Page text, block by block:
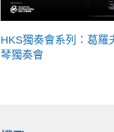
HKS獨奏會系列：葛羅
琴獨奏會